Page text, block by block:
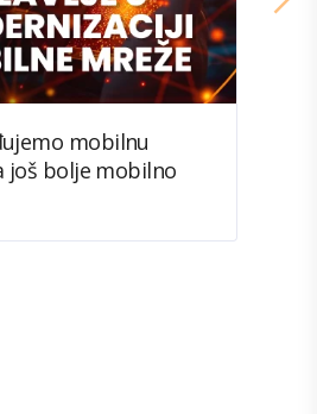
mobilnu
još bolje mobilno